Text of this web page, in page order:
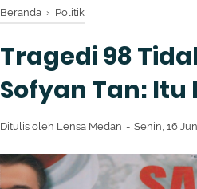
Beranda › Politik
Tragedi 98
Sofyan Tan:
Ditulis oleh Lensa Medan Senin, 16